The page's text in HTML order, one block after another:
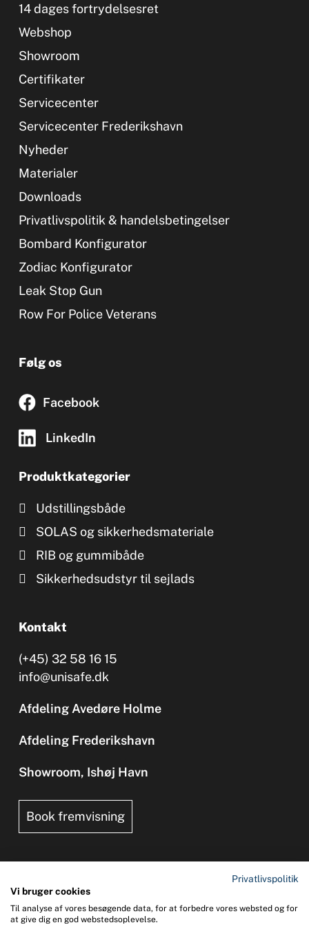
14 dages fortrydelsesret
Webshop
Showroom
Certifikater
Servicecenter
Servicecenter Frederikshavn
Nyheder
Materialer
Downloads
Privatlivspolitik & handelsbetingelser
Bombard Konfigurator
Zodiac Konfigurator
Leak Stop Gun
Row For Police Veterans
Følg os
Facebook
LinkedIn
Produktkategorier
Udstillingsbåde
SOLAS og sikkerhedsmateriale
RIB og gummibåde
Sikkerhedsudstyr til sejlads
Kontakt
(+45) 32 58 16 15
info@unisafe.dk
Afdeling Avedøre Holme
Afdeling Frederikshavn
Showroom, Ishøj Havn
Book fremvisning
Copyright 2026 © UNI-SAFE Safety at Sea
CVR: 65015013
Privatlivspolitik
Vi bruger cookies
Til analyse af vores besøgende data, for at forbedre vores websted og for
at give dig en god webstedsoplevelse.